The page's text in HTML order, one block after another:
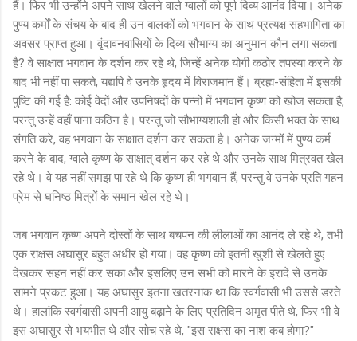
हैं। फिर भी उन्होंने अपने साथ खेलने वाले ग्वालों को पूर्ण दिव्य आनंद दिया। अनेक
पुण्य कर्मों के संचय के बाद ही उन बालकों को भगवान के साथ प्रत्यक्ष सहभागिता का
अवसर प्राप्त हुआ। वृंदावनवासियों के दिव्य सौभाग्य का अनुमान कौन लगा सकता
है? वे साक्षात भगवान के दर्शन कर रहे थे, जिन्हें अनेक योगी कठोर तपस्या करने के
बाद भी नहीं पा सकते, यद्यपि वे उनके हृदय में विराजमान हैं। ब्रह्म-संहिता में इसकी
पुष्टि की गई है: कोई वेदों और उपनिषदों के पन्नों में भगवान कृष्ण को खोज सकता है,
परन्तु उन्हें वहाँ पाना कठिन है। परन्तु जो सौभाग्यशाली हो और किसी भक्त के साथ
संगति करे, वह भगवान के साक्षात दर्शन कर सकता है। अनेक जन्मों में पुण्य कर्म
करने के बाद, ग्वाले कृष्ण के साक्षात् दर्शन कर रहे थे और उनके साथ मित्रवत खेल
रहे थे। वे यह नहीं समझ पा रहे थे कि कृष्ण ही भगवान हैं, परन्तु वे उनके प्रति गहन
प्रेम से घनिष्ठ मित्रों के समान खेल रहे थे।
जब भगवान कृष्ण अपने दोस्तों के साथ बचपन की लीलाओं का आनंद ले रहे थे, तभी
एक राक्षस अघासुर बहुत अधीर हो गया। वह कृष्ण को इतनी खुशी से खेलते हुए
देखकर सहन नहीं कर सका और इसलिए उन सभी को मारने के इरादे से उनके
सामने प्रकट हुआ। यह अघासुर इतना खतरनाक था कि स्वर्गवासी भी उससे डरते
थे। हालांकि स्वर्गवासी अपनी आयु बढ़ाने के लिए प्रतिदिन अमृत पीते थे, फिर भी वे
इस अघासुर से भयभीत थे और सोच रहे थे, "इस राक्षस का नाश कब होगा?"